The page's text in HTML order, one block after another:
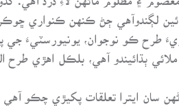
لڳندوآهي ڄڻ ڪنهن ڪنواري
ڪو نوجوان، يونيورسٽيءَ جي
ٻڌائيندو آهي، بلڪل اهڙي
سان ايترا تعلقات پکيڙي چڪو